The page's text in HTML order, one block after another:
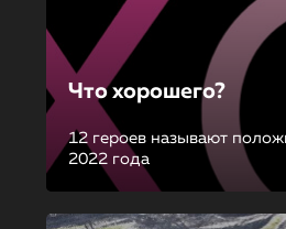
Что хорошего?
12 героев называют
2022 года